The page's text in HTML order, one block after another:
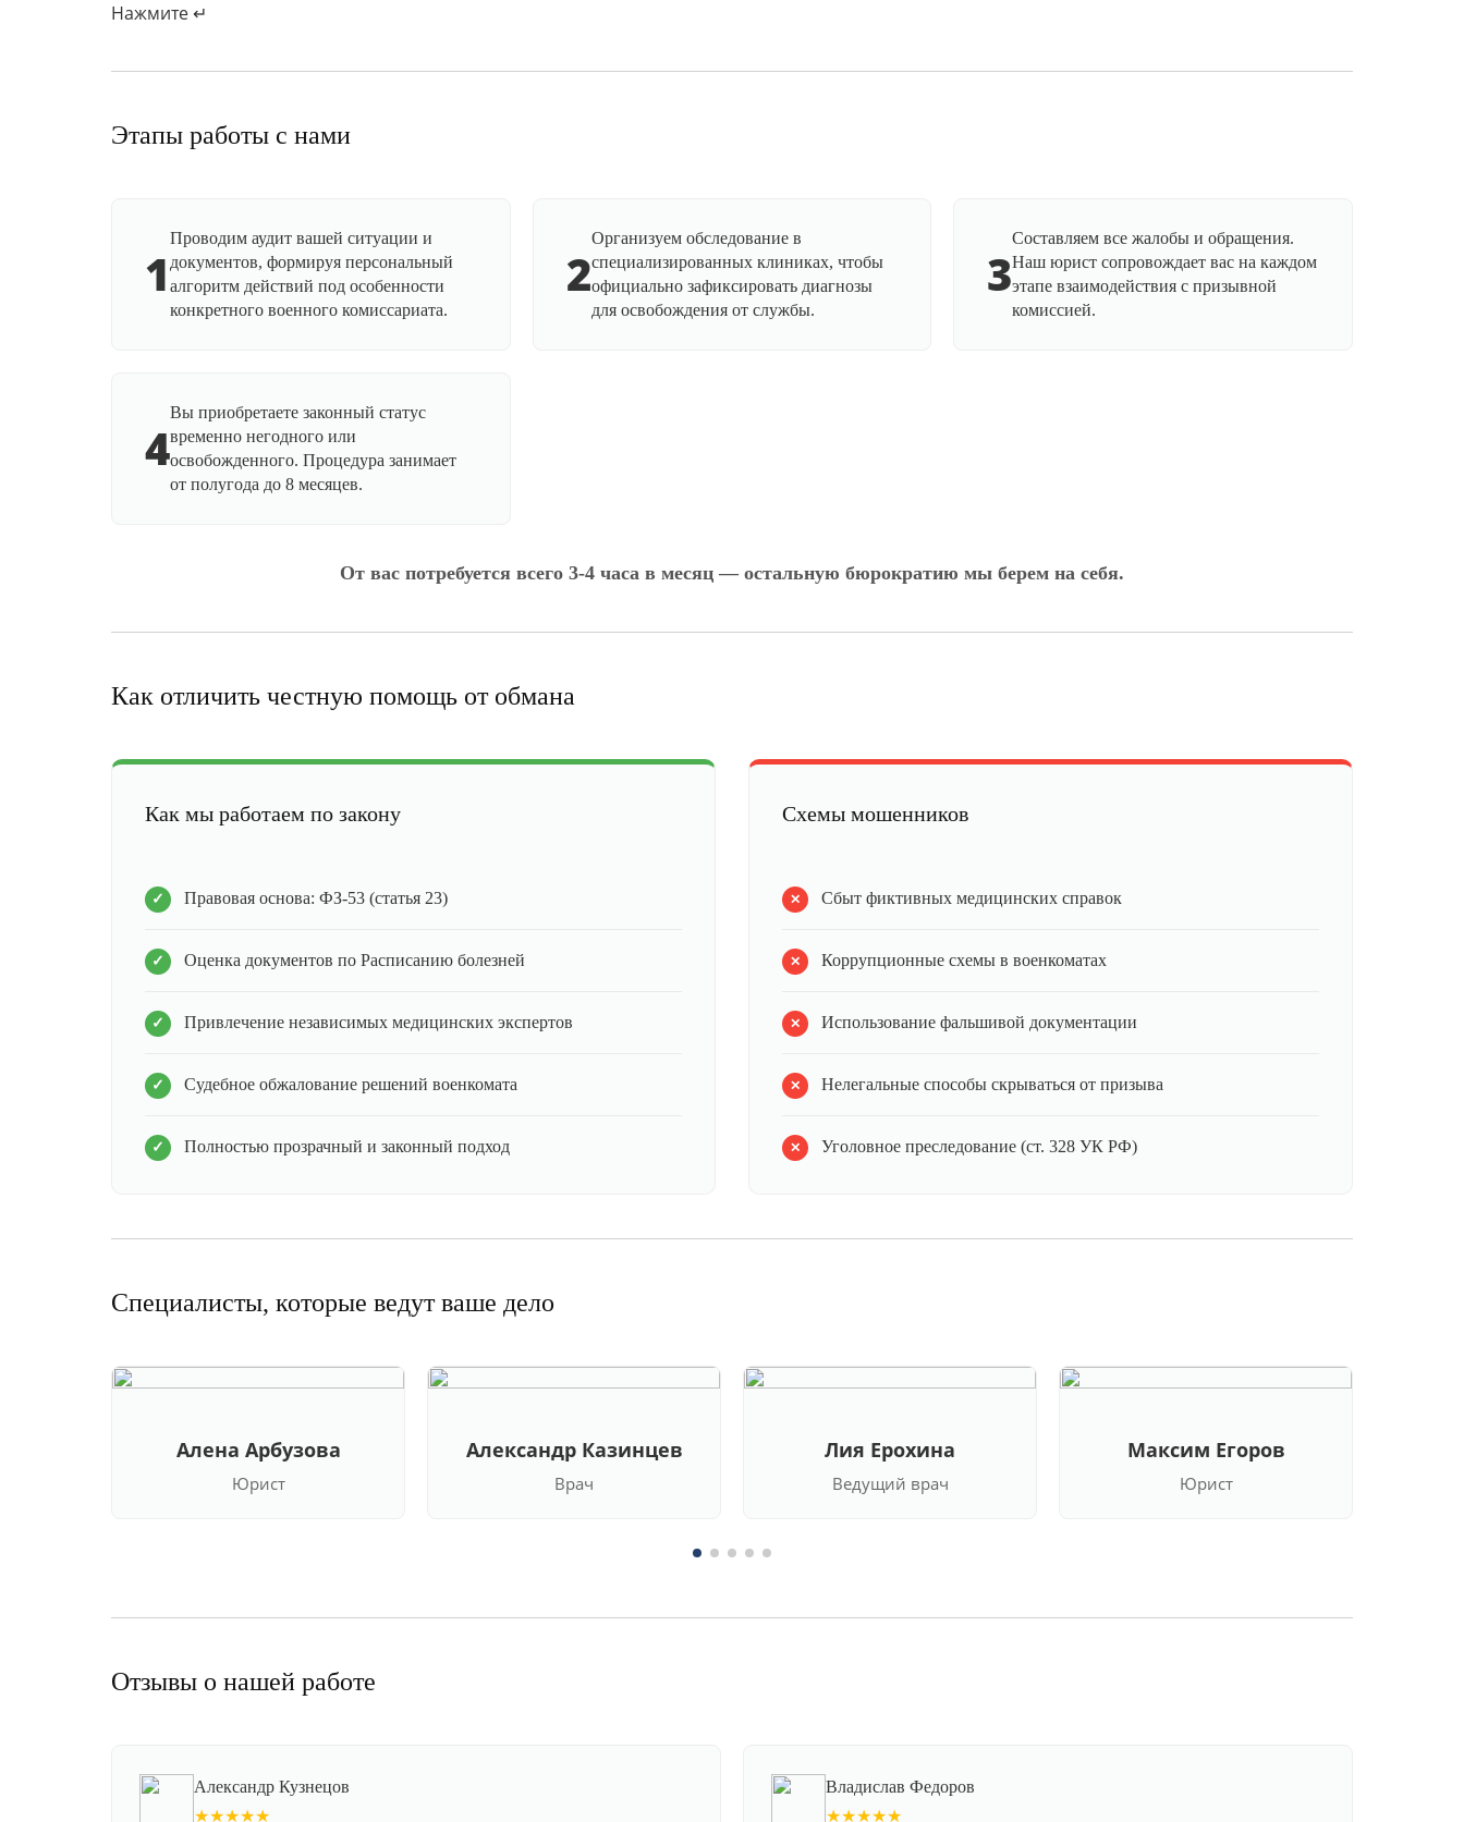
Нажмите ↵
Этапы работы с нами
1
Проводим аудит вашей ситуации и
документов, формируя персональный
алгоритм действий под особенности
конкретного военного комиссариата.
2
Организуем обследование в
специализированных клиниках, чтобы
официально зафиксировать диагнозы
для освобождения от службы.
3
Составляем все жалобы и обращения.
Наш юрист сопровождает вас на каждом
этапе взаимодействия с призывной
комиссией.
4
Вы приобретаете законный статус
временно негодного или
освобожденного. Процедура занимает
от полугода до 8 месяцев.
От вас потребуется всего 3-4 часа в месяц — остальную бюрократию мы берем на себя.
Как отличить честную помощь от обмана
Как мы работаем по закону
Правовая основа: ФЗ-53 (статья 23)
Оценка документов по Расписанию болезней
Привлечение независимых медицинских экспертов
Судебное обжалование решений военкомата
Полностью прозрачный и законный подход
Схемы мошенников
Сбыт фиктивных медицинских справок
Коррупционные схемы в военкоматах
Использование фальшивой документации
Нелегальные способы скрываться от призыва
Уголовное преследование (ст. 328 УК РФ)
Специалисты, которые ведут ваше дело
Алена Арбузова
Юрист
Александр Казинцев
Врач
Лия Ерохина
Ведущий врач
Максим Егоров
Юрист
Отзывы о нашей работе
Александр Кузнецов
★★★★★
Владислав Федоров
★★★★★